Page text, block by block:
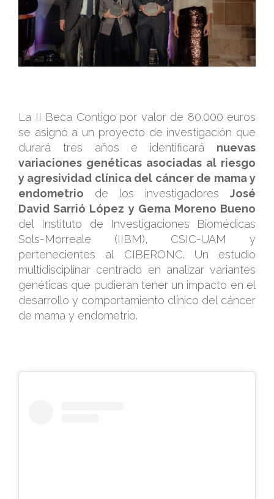
La II Beca Contigo por valor de 80.000 euros
se asignó a un proyecto de investigación que
durará tres años e identificará nuevas
variaciones genéticas asociadas al riesgo
y agresividad clínica del cáncer de mama y
endometrio de los investigadores José
David Sarrió López y Gema Moreno Bueno
del Instituto de Investigaciones Biomédicas
Sols-Morreale (IIBM), CSIC-UAM y
pertenecientes al CIBERONC. Un estudio
multidisciplinar centrado en analizar variantes
genéticas que pudieran tener un impacto en el
desarrollo y comportamiento clínico del cáncer
de mama y endometrio.